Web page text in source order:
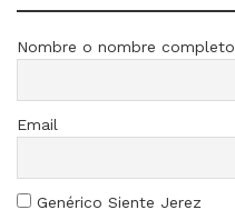
Nombre o nombre completo
Email
Genérico Siente Jerez